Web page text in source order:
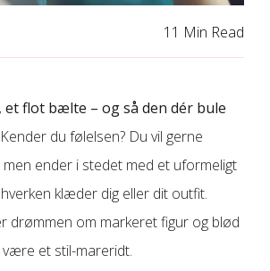
11 Min Read
flot bælte – og så den dér bule
Kender du følelsen? Du vil gerne
ender i stedet med et uformeligt
hverken klæder dig eller dit outfit.
drømmen om markeret figur og blød
et stil-mareridt.